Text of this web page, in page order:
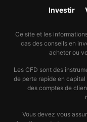
Investir
Ce site et les
cas des conseils en
acheter ou
Les CFD sont des
de perte rapide en
des comptes de
Vous devez vous